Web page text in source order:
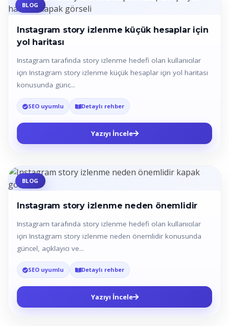
BLOG
Instagram story izlenme küçük hesaplar için
yol haritası
Instagram tarafında story izlenme hedefi olan kullanıcılar
için Instagram story izlenme küçük hesaplar için yol haritası
konusunda günc...
SEO uyumlu Detaylı rehber
Yazıyı İncele
BLOG
Instagram story izlenme neden önemlidir
Instagram tarafında story izlenme hedefi olan kullanıcılar
için Instagram story izlenme neden önemlidir konusunda
güncel, açıklayıcı ve...
SEO uyumlu Detaylı rehber
Yazıyı İncele